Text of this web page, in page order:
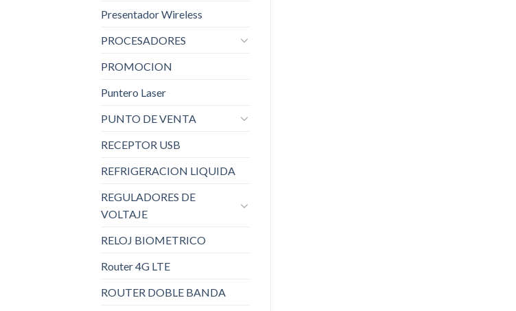
Presentador Wireless
PROCESADORES
PROMOCION
Puntero Laser
PUNTO DE VENTA
RECEPTOR USB
REFRIGERACION LIQUIDA
REGULADORES DE
VOLTAJE
RELOJ BIOMETRICO
Router 4G LTE
ROUTER DOBLE BANDA